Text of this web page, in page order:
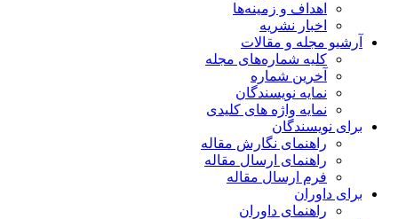
اهداف و زمینه‌ها
اخبار نشریه
آرشیو مجله و مقالات
کلیه شماره‌های مجله
آخرین شماره
نمایه نویسندگان
نمایه واژه های کلیدی
برای نویسندگان
راهنمای نگارش مقاله
راهنمای ارسال مقاله
فرم ارسال مقاله
برای داوران
راهنمای داوران